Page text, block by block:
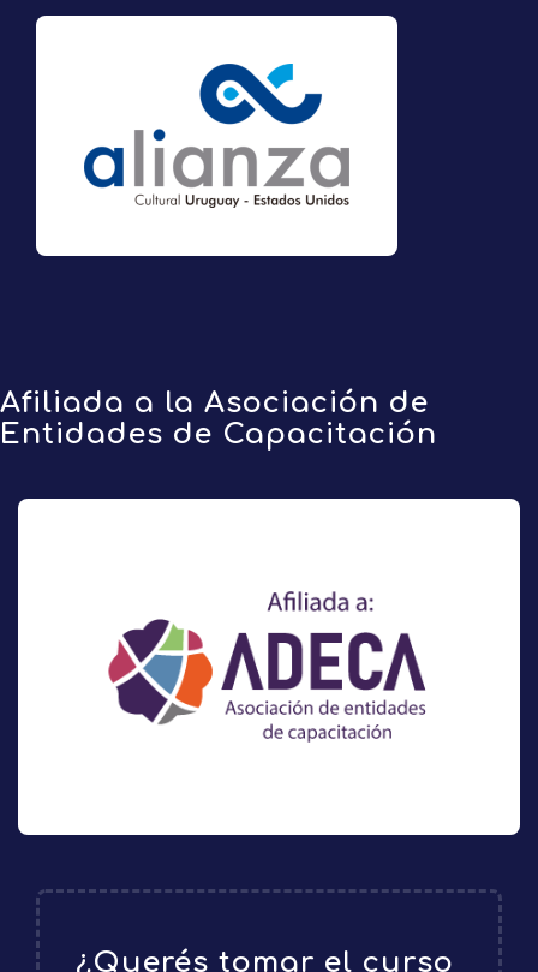
Alianza
Afiliada a la Asociación de
Entidades de Capacitación
¿Querés tomar el curso